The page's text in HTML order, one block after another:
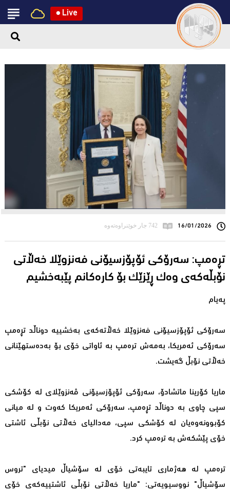
● Live
16/01/2026 742 جار خوێنراوەتەوە
تڕەمپ: سەرۆكی ئۆپۆزسیۆنی فەنزوێلا خەڵاتی
نۆبڵەکەی وەک ڕێزێک بۆ کارەکانم پێبەخشیم
پەیام
سەرۆكی ئۆپۆزسیۆنی فەنزوێلا خەڵاتەكەی بەخشییە دوناڵد تڕەمپ
سەرۆكی ئەمریكا، بەمەش ترەمپ بە ئاواتی خۆی بۆ بەدەستهێنانی
خەڵاتی نۆبڵ گەیشت.
ماریا كۆرینا ماتشادۆ، سەرۆكی ئۆپۆزسیۆنی ڤەنزوێلای لە كۆشكی
سپی چاوی بە دوناڵد تڕەمپ، سەرۆكی ئەمریكا كەوت و لە میانی
كۆبوونەوەیان لە كۆشكی سپی، مەدالیای خەڵاتی نۆبڵی ئاشتی
خۆی پێشكەش بە ترەمپ كرد.
ترەمپ لە هەژماری تایبەتی خۆی لە سۆشیاڵ میدیای "تروس
سۆشیاڵ" نووسیویەتی: "ماریا خەڵاتی نۆبڵی ئاشتییەكەی خۆی